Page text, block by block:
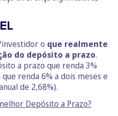
o que realmente
do depósito a prazo.
a prazo que renda 3%
renda 6% a dois meses e
de 2,68%).
Depósito a Prazo?